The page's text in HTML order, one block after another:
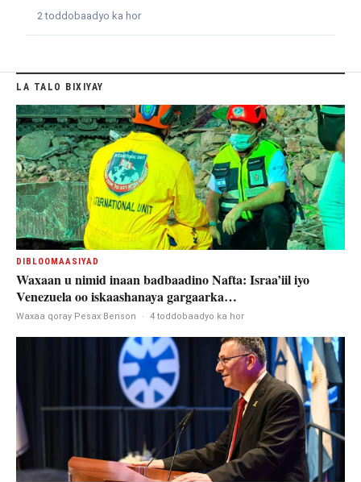
2 toddobaadyo ka hor
LA TALO BIXIYAY
DIBLOOMAASIYAD
Waxaan u nimid inaan badbaadino Nafta: Israa’iil iyo
Venezuela oo iskaashanaya gargaarka…
Waxaa qoray Pesax Benson · 4 toddobaadyo ka hor